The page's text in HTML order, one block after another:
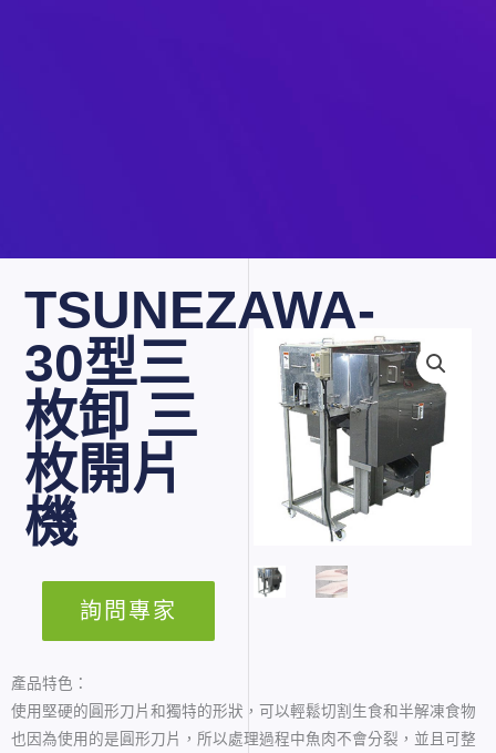
TSUNEZAWA-
30型三
枚卸 三
枚開片
機
詢問專家
產品特色：
使用堅硬的圓形刀片和獨特的形狀，可以輕鬆切割生食和半解凍食物
也因為使用的是圓形刀片，所以處理過程中魚肉不會分裂，並且可整